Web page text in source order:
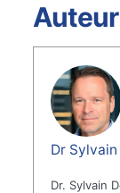
Auteur
Dr
Dr. Sylvain